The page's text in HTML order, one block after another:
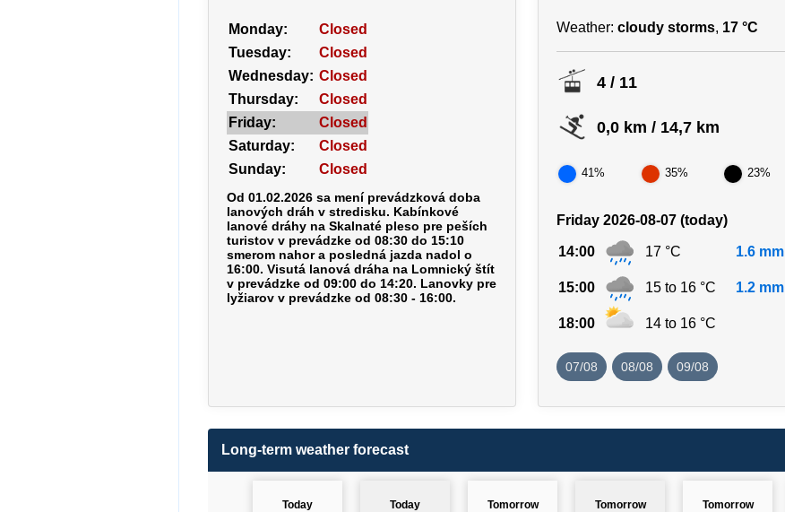
Monday:
Closed
Tuesday:
Closed
Wednesday: Closed
Thursday:
Closed
Friday:
Closed
Saturday:
Closed
Sunday:
Closed
Od 01.02.2026 sa mení prevádzková doba
lanových dráh v stredisku. Kabínkové
lanové dráhy na Skalnaté pleso pre peších
turistov v prevádzke od 08:30 do 15:10
smerom nahor a posledná jazda nadol o
16:00. Visutá lanová dráha na Lomnický štít
v prevádzke od 09:00 do 14:20. Lanovky pre
lyžiarov v prevádzke od 08:30 - 16:00.
Weather: cloudy storms, 17 °C
4 / 11
0,0 km / 14,7 km
41% 35% 23%
Friday 2026-08-07 (today)
14:00 17 °C 1.6 mm
15:00 15 to 16 °C 1.2 mm
18:00 14 to 16 °C
07/08 08/08 09/08
Long-term weather forecast
Today
Today
Tomorrow
Tomorrow
Tomorrow